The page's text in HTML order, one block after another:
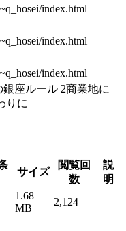
index.html
index.html
index.html
座ルール 2商業地に
りに
条
サイズ
閲覧回
数
説
明
1.68
MB
2,124